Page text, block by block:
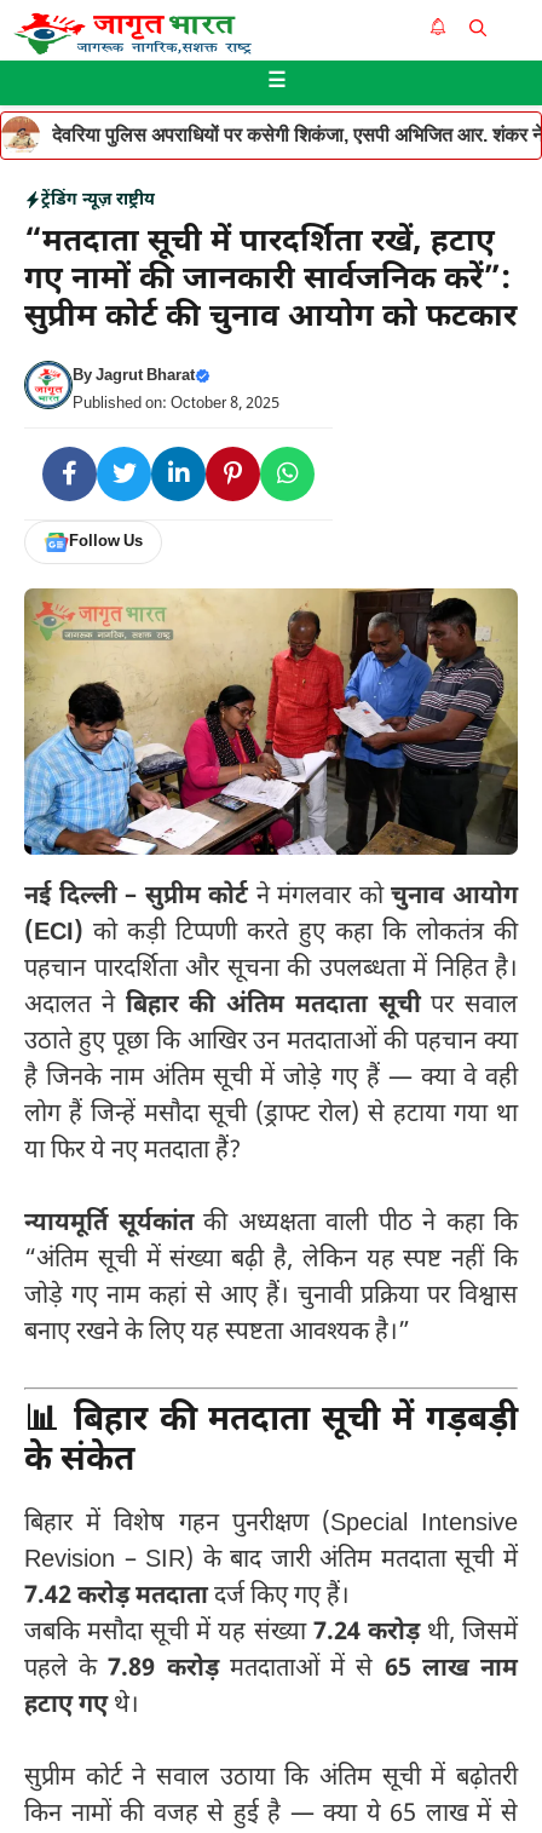
Skip
to
☰
देवरिया पुलिस अपराधियों पर कसेगी शिकंजा, एसपी अभिजित आर. शंकर ने
ट्रेंडिंग न्यूज़ राष्ट्रीय
“मतदाता सूची में पारदर्शिता रखें, हटाए
गए नामों की जानकारी सार्वजनिक करें”:
सुप्रीम कोर्ट की चुनाव आयोग को फटकार
ByJagrut Bharat
Published on: October 8, 2025
Follow Us
नई दिल्ली – सुप्रीम कोर्ट ने मंगलवार कोचुनाव आयोग
(ECI) को कड़ी टिप्पणी करते हुए कहा कि लोकतंत्र की
पहचान पारदर्शिता और सूचना की उपलब्धता में निहित है।
अदालत ने बिहार की अंतिम मतदाता सूचीपर सवाल
उठाते हुए पूछा कि आखिर उन मतदाताओं की पहचान क्या
है जिनके नाम अंतिम सूची में जोड़े गए हैं — क्या वे वही
लोग हैं जिन्हें मसौदा सूची (ड्राफ्ट रोल) से हटाया गया था
या फिर ये नए मतदाता हैं?
न्यायमूर्ति सूर्यकांतकी अध्यक्षता वाली पीठ ने कहा कि
“अंतिम सूची में संख्या बढ़ी है, लेकिन यह स्पष्ट नहीं कि
जोड़े गए नाम कहां से आए हैं। चुनावी प्रक्रिया पर विश्वास
बनाए रखने के लिए यह स्पष्टता आवश्यक है।”
📊 बिहार की मतदाता सूची में गड़बड़ी
के संकेत
बिहार में विशेष गहन पुनरीक्षण (Special Intensive
Revision – SIR) के बाद जारी अंतिम मतदाता सूची में
7.42 करोड़ मतदातादर्ज किए गए हैं।
जबकि मसौदा सूची में यह संख्या7.24 करोड़थी, जिसमें
पहले के7.89 करोड़मतदाताओं में से 65 लाख नाम
हटाए गएथे।
सुप्रीम कोर्ट ने सवाल उठाया कि अंतिम सूची में बढ़ोतरी
किन नामों की वजह से हुई है — क्या ये 65 लाख में से